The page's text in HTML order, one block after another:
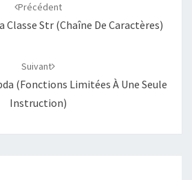
Précédent
Classe Str (chaîne De Caractères)
Suivant
(fonctions Limitées À Une Seule
Instruction)